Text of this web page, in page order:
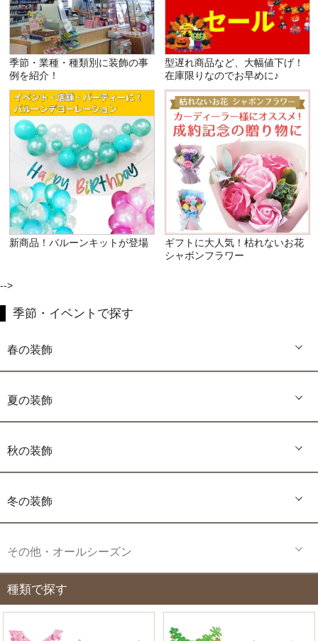
季節・業種・種類別に装飾の事
例を紹介！
型遅れ商品など、大幅値下げ！
在庫限りなのでお早めに♪
新商品！バルーンキットが登場
ギフトに大人気！枯れないお花
シャボンフラワー
-->
季節・イベントで探す
春の装飾
夏の装飾
秋の装飾
冬の装飾
その他・オールシーズン
種類で探す